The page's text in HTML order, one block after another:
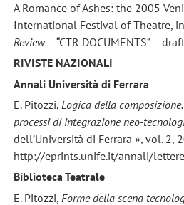
A Romance of Ashes: the 2005
International Festival of Theatre, in
Review– “CTR DOCUMENTS” –
RIVISTE NAZIONALI
Annali Università di Ferrara
E. Pitozzi, Logica della
processi di integrazione neo-
dell’Università di Ferrara », vol. 2,
http://eprints.unife.it/annali/
Biblioteca Teatrale
E. Pitozzi, Forme della scena